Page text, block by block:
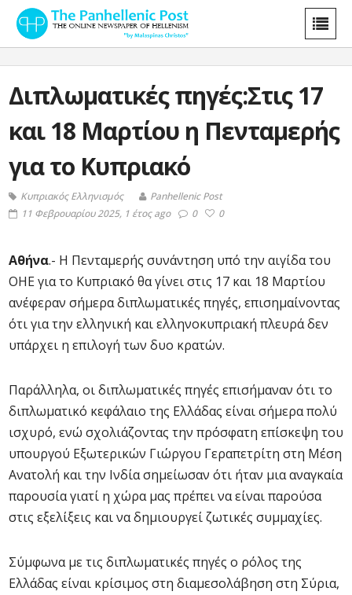
Διπλωματικές πηγές:Στις 17
και 18 Μαρτίου η Πενταμερής
για το Κυπριακό
Κυπριακός Ελληνισμός
Panhellenic Post
11 Φεβρουαρίου 2025, 1 έτος ago
0 0
Αθήνα.- Η Πενταμερής συνάντηση υπό την αιγίδα του
ΟΗΕ για το Κυπριακό θα γίνει στις 17 και 18 Μαρτίου
ανέφεραν σήμερα διπλωματικές πηγές, επισημαίνοντας
ότι για την ελληνική και ελληνοκυπριακή πλευρά δεν
υπάρχει η επιλογή των δυο κρατών.
Παράλληλα, οι διπλωματικές πηγές επισήμαναν ότι το
διπλωματικό κεφάλαιο της Ελλάδας είναι σήμερα πολύ
ισχυρό, ενώ σχολιάζοντας την πρόσφατη επίσκεψη του
υπουργού Εξωτερικών Γιώργου Γεραπετρίτη στη Μέση
Ανατολή και την Ινδία σημείωσαν ότι ήταν μια αναγκαία
παρουσία γιατί η χώρα μας πρέπει να είναι παρούσα
στις εξελίξεις και να δημιουργεί ζωτικές συμμαχίες.
Σύμφωνα με τις διπλωματικές πηγές ο ρόλος της
Ελλάδας είναι κρίσιμος στη διαμεσολάβηση στη Σύρια,